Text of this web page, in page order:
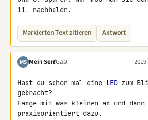
11. nachholen.
Markierten Text zitieren Antwort
MS Mein SenfGast
Hast du schon mal eine LED zum
gebracht?
Fange mit was kleinen an und
praxisorientiert dazu.